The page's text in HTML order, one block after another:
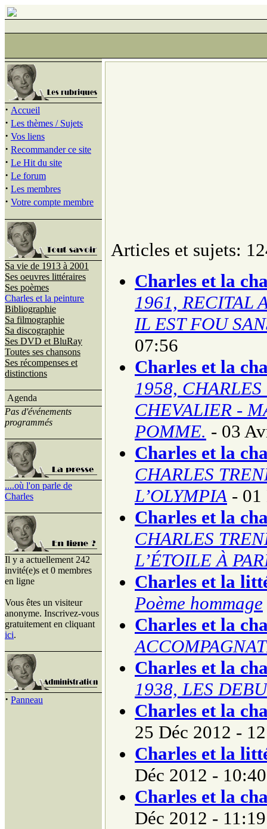
· Accueil
· Les thèmes / Sujets
· Vos liens
· Recommander ce site
· Le Hit du site
· Le forum
· Les membres
· Votre compte membre
Sa vie de 1913 à 2001
Ses oeuvres littéraires
Ses poèmes
Charles et la peinture
Bibliographie
Sa filmographie
Sa discographie
Ses DVD et BluRay
Toutes ses chansons
Ses récompenses et
distinctions
Agenda
Pas d'événements
programmés
....où l'on parle de
Charles
Il y a actuellement 242
invité(e)s et 0 membres
en ligne
Vous êtes un visiteur
anonyme. Inscrivez-vous
gratuitement en cliquant
ici.
· Panneau
Articles et sujets:
Charles et la
1961, RECITAL
IL EST FOU
07:56
Charles et la
1958,
CHEVALIER -
POMME. - 03
Charles et la
CHARLES
L’OLYMPIA - 01
Charles et la
CHARLES
L’ÉTOILE À
Charles et la
Poème hommage
Charles et la
Charles et la
1938, LES
Charles et la
25 Déc 2012 -
Charles et la
Déc 2012 - 10:40
Charles et la
Déc 2012 - 11:19